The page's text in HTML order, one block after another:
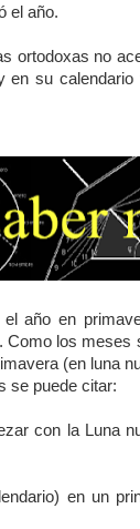
el año.
ortodoxas no
en su
año en
Como los meses
(en luna
se puede citar:
con la Luna
en un